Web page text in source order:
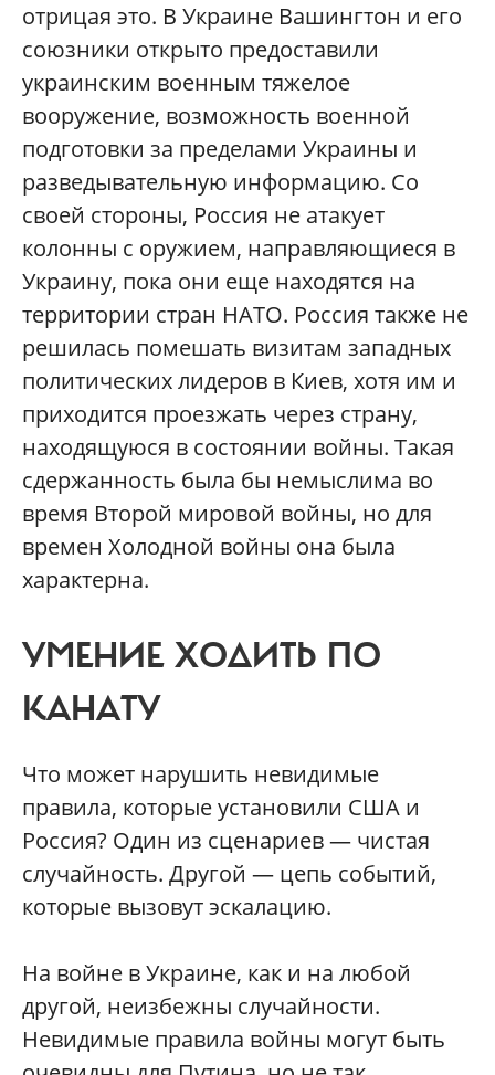
отрицая это. В Украине Вашингтон и его
союзники открыто предоставили
украинским военным тяжелое
вооружение, возможность военной
подготовки за пределами Украины и
разведывательную информацию. Со
своей стороны, Россия не атакует
колонны с оружием, направляющиеся в
Украину, пока они еще находятся на
территории стран НАТО. Россия также не
решилась помешать визитам западных
политических лидеров в Киев, хотя им и
приходится проезжать через страну,
находящуюся в состоянии войны. Такая
сдержанность была бы немыслима во
время Второй мировой войны, но для
времен Холодной войны она была
характерна.
УМЕНИЕ ХОДИТЬ ПО
КАНАТУ
Что может нарушить невидимые
правила, которые установили США и
Россия? Один из сценариев — чистая
случайность. Другой — цепь событий,
которые вызовут эскалацию.
На войне в Украине, как и на любой
другой, неизбежны случайности.
Невидимые правила войны могут быть